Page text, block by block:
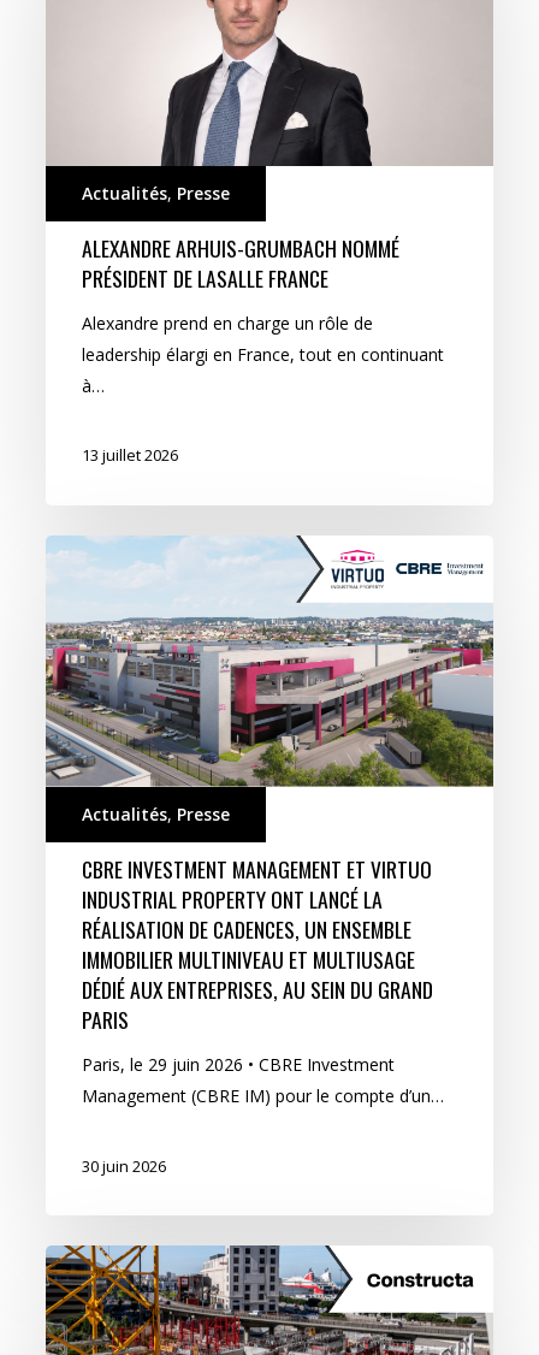
Actualités, Presse
ALEXANDRE ARHUIS-GRUMBACH NOMMÉ
PRÉSIDENT DE LASALLE FRANCE
Alexandre prend en charge un rôle de
leadership élargi en France, tout en continuant
à…
13 juillet 2026
Actualités, Presse
CBRE INVESTMENT MANAGEMENT ET VIRTUO
INDUSTRIAL PROPERTY ONT LANCÉ LA
RÉALISATION DE CADENCES, UN ENSEMBLE
IMMOBILIER MULTINIVEAU ET MULTIUSAGE
DÉDIÉ AUX ENTREPRISES, AU SEIN DU GRAND
PARIS
Paris, le 29 juin 2026 • CBRE Investment
Management (CBRE IM) pour le compte d’un…
30 juin 2026